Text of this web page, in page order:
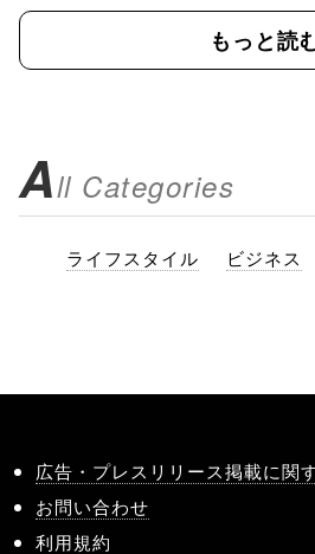
もっと読
All Categories
ライフスタイル ビジネス
広告・プレスリリース掲載に関
お問い合わせ
利用規約